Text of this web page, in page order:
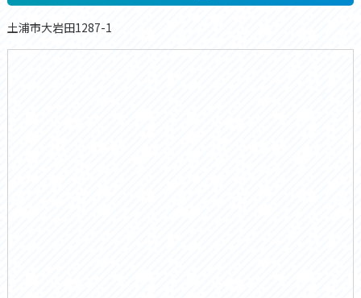
土浦市大岩田1287-1